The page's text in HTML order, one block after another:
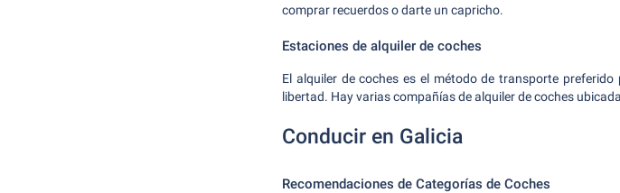
comprar recuerdos o darte un capricho.
Estaciones de alquiler de coches
El alquiler de coches es el método de transporte
libertad. Hay varias compañías de alquiler de coches
Conducir en Galicia
Recomendaciones de Categorías de Coches